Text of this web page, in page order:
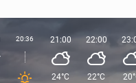
20:36 21:00
24°C
22:00
22°C